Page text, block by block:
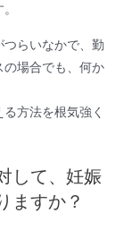
らいなかで、勤
の場合でも、何か
方法を根気強く
して、妊娠
ますか？